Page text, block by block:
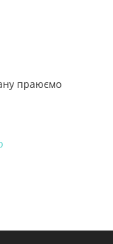
праюємо